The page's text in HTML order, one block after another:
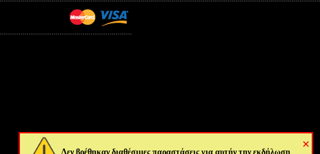
×
Δεν βρέθηκαν διαθέσιμες παραστάσεις για αυτήν την εκδήλωση